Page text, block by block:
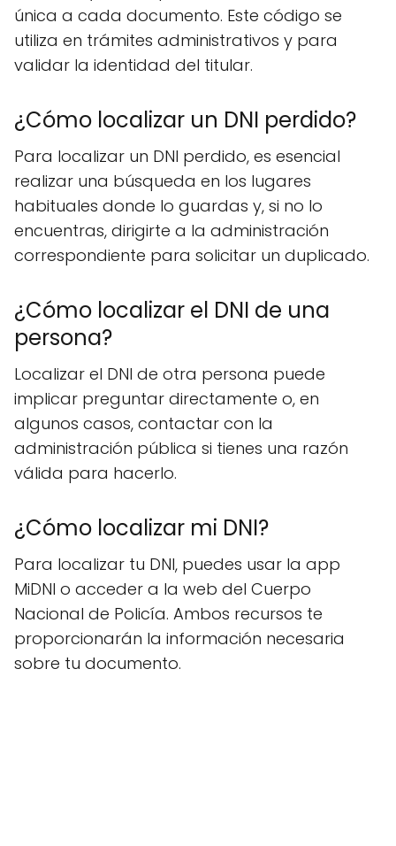
única a cada documento. Este código se
utiliza en trámites administrativos y para
validar la identidad del titular.
¿Cómo localizar un DNI perdido?
Para localizar un DNI perdido, es esencial
realizar una búsqueda en los lugares
habituales donde lo guardas y, si no lo
encuentras, dirigirte a la administración
correspondiente para solicitar un duplicado.
¿Cómo localizar el DNI de una
persona?
Localizar el DNI de otra persona puede
implicar preguntar directamente o, en
algunos casos, contactar con la
administración pública si tienes una razón
válida para hacerlo.
¿Cómo localizar mi DNI?
Para localizar tu DNI, puedes usar la app
MiDNI o acceder a la web del Cuerpo
Nacional de Policía. Ambos recursos te
proporcionarán la información necesaria
sobre tu documento.